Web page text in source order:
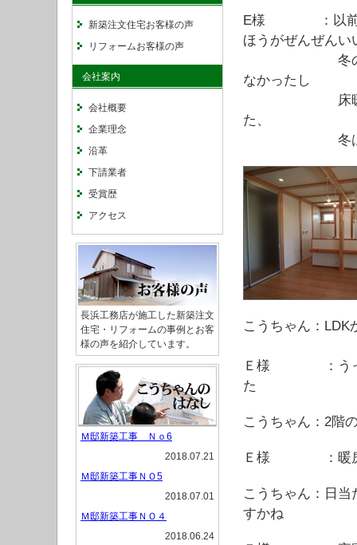
E様 ：以前住ん
ほうがぜんぜんい
冬の暖房に燃
なかったし
床暖房もつけ
た、
冬はエアコ
こうちゃん：LDK
Ｅ様 ：うっ寒
た
こうちゃん：2階
Ｅ様 ：暖房を
こうちゃん：日
すかね
新築注文住宅お客様の声
リフォームお客様の声
会社案内
会社概要
企業理念
沿革
下請業者
受賞歴
アクセス
長浜工務店が施工した新築注文
住宅・リフォームの事例とお客
様の声を紹介しています。
Ｍ邸新築工事 Ｎｏ6
2018.07.21
Ｍ邸新築工事ＮＯ5
2018.07.01
Ｍ邸新築工事ＮＯ４
2018.06.24